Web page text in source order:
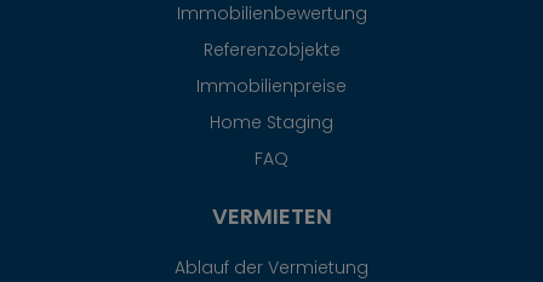
Immobilienbewertung
Referenzobjekte
Immobilienpreise
Home Staging
FAQ
VERMIETEN
Ablauf der Vermietung